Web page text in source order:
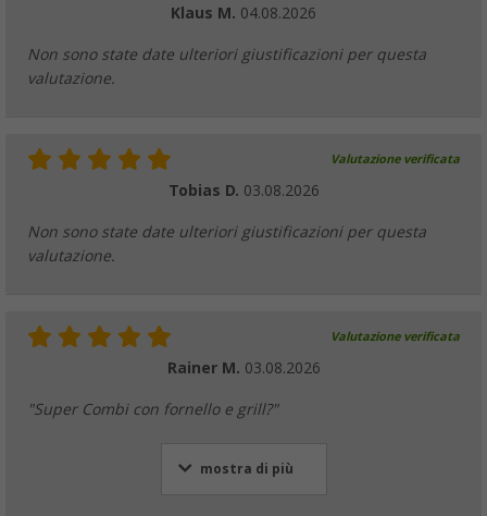
Klaus M. 04.08.2026
Non sono state date ulteriori giustificazioni per questa
valutazione.
Valutazione verificata
Tobias D. 03.08.2026
Non sono state date ulteriori giustificazioni per questa
valutazione.
Valutazione verificata
Rainer M. 03.08.2026
"Super Combi con fornello e grill?"
mostra di più